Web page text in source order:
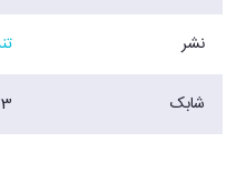
نشر
شابک